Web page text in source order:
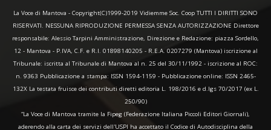
La Voce di Mantova - Copyright(C)1999-2019 Vidiemme Soc. Coop TUTTI I DIRITTI SONO
RISERVATI. NESSUNA RIPRODUZIONE PERMESSA SENZA AUTORIZZAZIONE Direttore
responsabile: Alessio Tarpini Amministrazione, Direzione e Redazione: piazza Sordello,
12 - Mantova - P.IVA, C.F. e R.I. 01898140205 - R.E.A. 0207279 (Mantova) iscrizione al
Tribunale: iscritta al Tribunale di Mantova al n. 25 del 30/11/1992 - iscrizione al ROC:
n. 9363 Pubblicazione a stampa: ISSN 1594-1159 - Pubblicazione online: ISSN 2465-
132X La testata fruisce dei contributi diretti editoria L. 198/2016 e d.lgs 70/2017 (ex L.
250/90)
“La Voce di Mantova tramite la Fipeg (Federazione Italiana Piccoli Editori Giornali),
aderendo alla carta dei servizi dell'USPI ha accettato il Codice di Autodisciplina della